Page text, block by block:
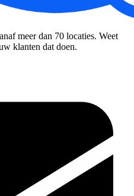
meer dan 70 locaties. Weet
klanten dat doen.